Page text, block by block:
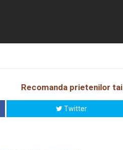
Recomanda prietenilor tai
Twitter